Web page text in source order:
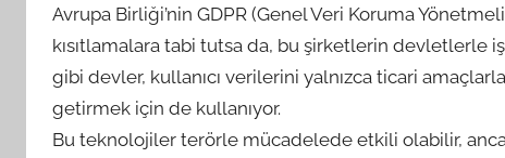
Avrupa Birliği’nin GDPR (Genel Veri Koruma
kısıtlamalara tabi tutsa da, bu şirketlerin devletlerle
gibi devler, kullanıcı verilerini yalnızca ticari
getirmek için de kullanıyor.
Bu teknolojiler terörle mücadelede etkili olabilir,